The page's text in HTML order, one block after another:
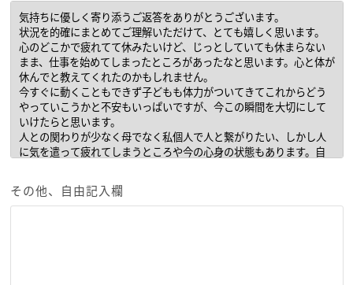
その他、自由記入欄